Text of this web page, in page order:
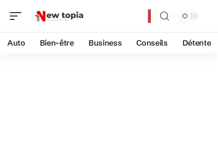
Auto Bien-être Business Conseils Détente